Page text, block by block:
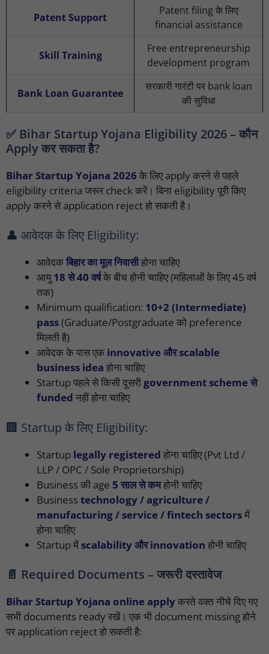
Patent Support
Patent filing के लिए
financial assistance
Skill Training
Free entrepreneurship
development program
Bank Loan Guarantee
सरकारी गारंटी पर bank loan
की सुविधा
✅ Bihar Startup Yojana Eligibility 2026 – कौन
Apply कर सकता है?
Bihar Startup Yojana 2026 के लिए apply करने से पहले
eligibility criteria जरूर check करें। बिना eligibility पूरी किए
apply करने से application reject हो सकती है।
👤 आवेदक के लिए Eligibility:
आवेदकबिहार का मूल निवासीहोना चाहिए
आयु18 से 40 वर्षके बीच होनी चाहिए (महिलाओं के लिए 45 वर्ष
तक)
Minimum qualification: 10+2 (Intermediate)
pass(Graduate/Postgraduate को preference
मिलती है)
आवेदक के पास एक innovative और scalable
business idea होना चाहिए
Startup पहले से किसी दूसरी government scheme से
funded नहीं होना चाहिए
🏢 Startup के लिए Eligibility:
Startup legally registered होना चाहिए (Pvt Ltd /
LLP / OPC / Sole Proprietorship)
Business की age 5 साल से कमहोनी चाहिए
Businesstechnology / agriculture /
manufacturing / service / fintech sectorsमें
होना चाहिए
Startup में scalability और innovation होनी चाहिए
📄 Required Documents – जरूरी दस्तावेज
Bihar Startup Yojana online applyकरते वक्त नीचे दिए गए
सभी documents ready रखें। एक भी document missing होने
पर application reject हो सकती है: